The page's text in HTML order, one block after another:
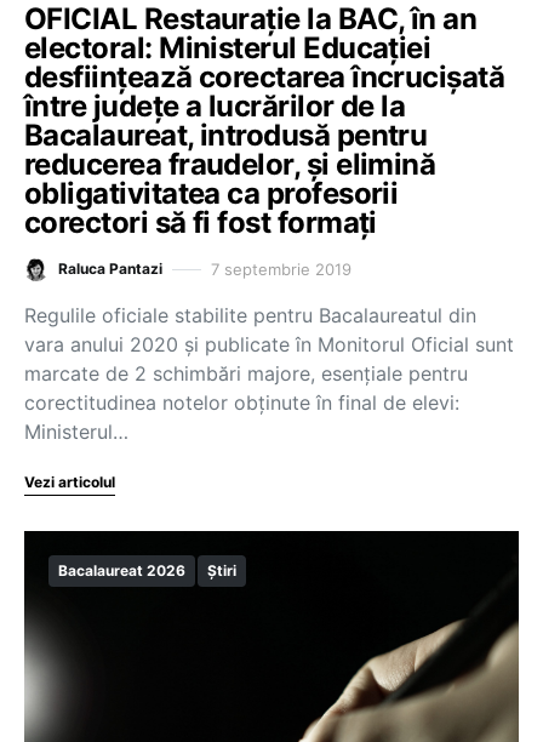
OFICIAL Restaurație la BAC, în an
electoral: Ministerul Educației
desființează corectarea încrucișată
între județe a lucrărilor de la
Bacalaureat, introdusă pentru
reducerea fraudelor, și elimină
obligativitatea ca profesorii
corectori să fi fost formați
Raluca Pantazi 7 septembrie 2019
Regulile oficiale stabilite pentru Bacalaureatul din
vara anului 2020 și publicate în Monitorul Oficial sunt
marcate de 2 schimbări majore, esențiale pentru
corectitudinea notelor obținute în final de elevi:
Ministerul…
Vezi articolul
Bacalaureat 2026 Știri